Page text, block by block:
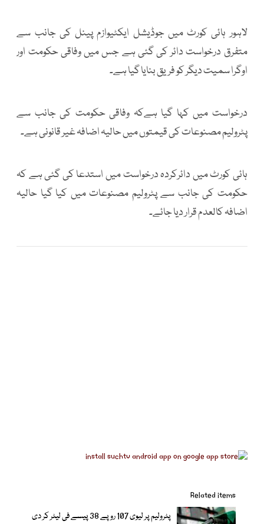
لاہور ہائی کورٹ میں جوڈیشل ایکٹیوازم پینل کی جانب سے
متفرق درخواست دائر کی گئی ہے جس میں وفاقی حکومت اور
اوگرا سمیت دیگر کو فریق بنایا گیا ہے۔
درخواست میں کہا گیا ہےکہ وفاقی حکومت کی جانب سے
پٹرولیم مصنوعات کی قیمتوں میں حالیہ اضافہ غیر قانونی ہے۔
ہائی کورٹ میں دائرکردہ درخواست میں استدعا کی گئی ہے کہ
حکومت کی جانب سے پٹرولیم مصنوعات میں کیا گیا حالیہ
اضافہ کالعدم قرار دیا جائے۔
Related items
پٹرولیم پر لیوی 107 روپے 38 پیسے فی لیٹر کر دی